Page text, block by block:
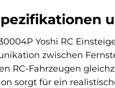
Yoshi RC
zwischen
RC-Fahrzeugen
sorgt für ein